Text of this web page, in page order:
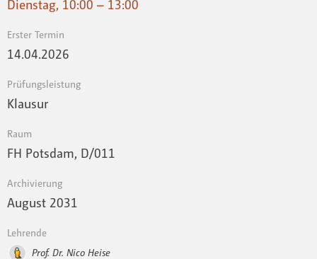
Dienstag, 10:00 – 13:00
Erster Termin
14.04.2026
Prüfungsleistung
Klausur
Raum
FH Potsdam, D/011
Archivierung
August 2031
Lehrende
Prof. Dr. Nico Heise